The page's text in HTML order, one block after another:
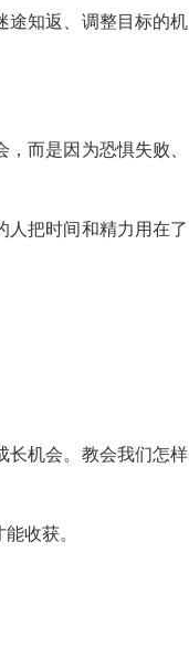
途知返、调整目标的机
而是因为恐惧失败、
人把时间和精力用在了
长机会。教会我们怎样
收获。